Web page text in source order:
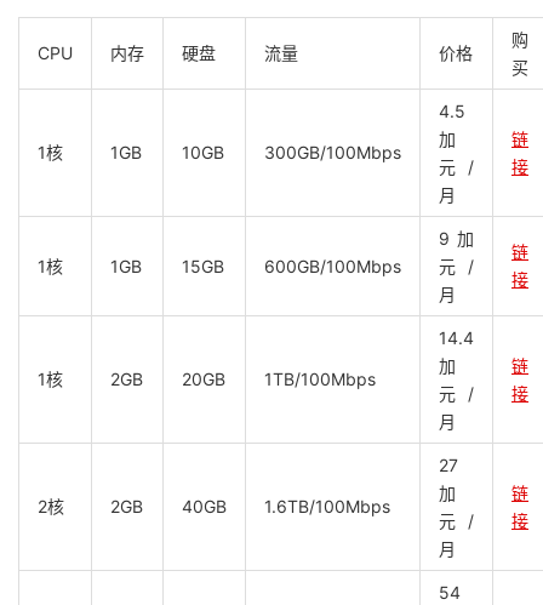
CPU 内存 硬盘 流量 价格
购
买
1核 1GB 10GB 300GB/100Mbps
4.5
加
元/
月
链
接
1核 1GB 15GB 600GB/100Mbps
9加
元/
月
链
接
1核 2GB 20GB 1TB/100Mbps
14.4
加
元/
月
链
接
2核 2GB 40GB 1.6TB/100Mbps
27
加
元/
月
链
接
54